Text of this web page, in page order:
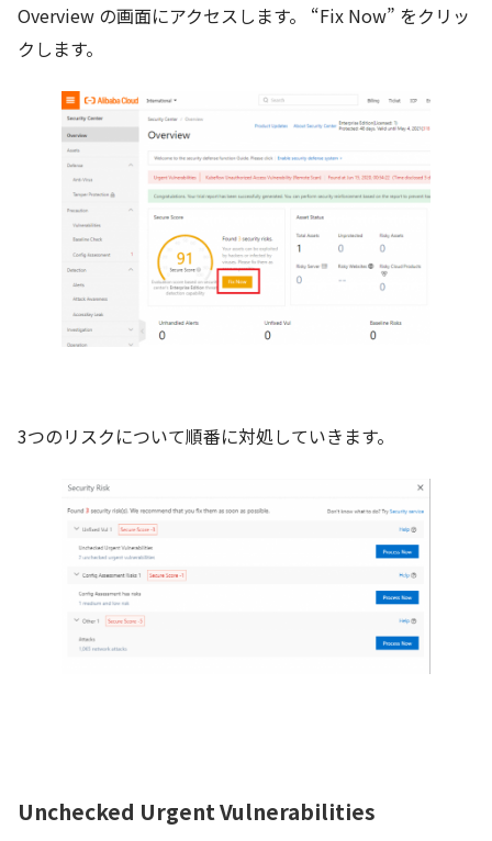
Overview の画面にアクセスします。 “Fix Now” をクリッ
クします。
3つのリスクについて順番に対処していきます。
Unchecked Urgent Vulnerabilities